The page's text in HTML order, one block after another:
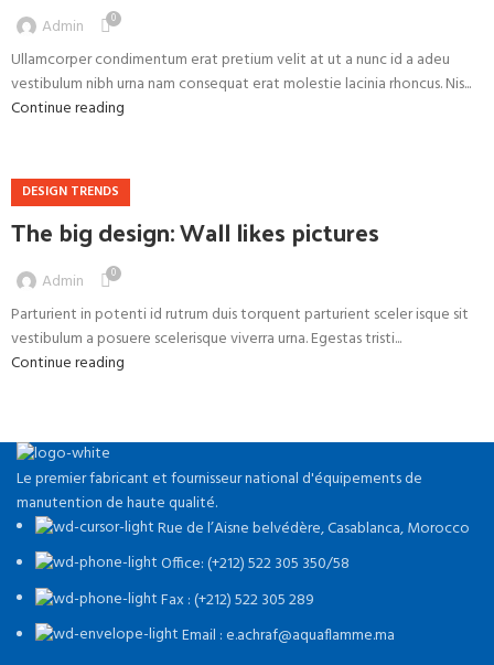
Admin 0
Ullamcorper condimentum erat pretium velit at ut a nunc id a adeu
vestibulum nibh urna nam consequat erat molestie lacinia rhoncus. Nis...
Continue reading
DESIGN TRENDS
The big design: Wall likes pictures
Admin 0
Parturient in potenti id rutrum duis torquent parturient sceler isque sit
vestibulum a posuere scelerisque viverra urna. Egestas tristi...
Continue reading
Le premier fabricant et fournisseur national d'équipements de
manutention de haute qualité.
Rue de l’Aisne belvédère, Casablanca, Morocco
Office: (+212) 522 305 350/58
Fax : (+212) 522 305 289
Email : e.achraf@aquaflamme.ma